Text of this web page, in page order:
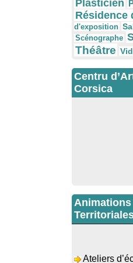
Plasticien
Résidence
d'exposition
Scénographe
Théâtre
Centru
Corsica
retrouvée"